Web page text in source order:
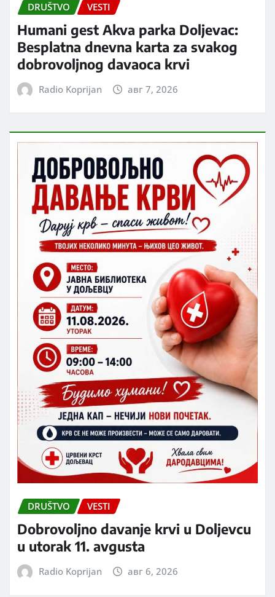
DRUŠTVO VESTI
Humani gest Akva parka Doljevac:
Besplatna dnevna karta za svakog
dobrovoljnog davaoca krvi
Radio Koprijan авг 7, 2026
DRUŠTVO VESTI
Dobrovoljno davanje krvi u Doljevcu
u utorak 11. avgusta
Radio Koprijan авг 6, 2026